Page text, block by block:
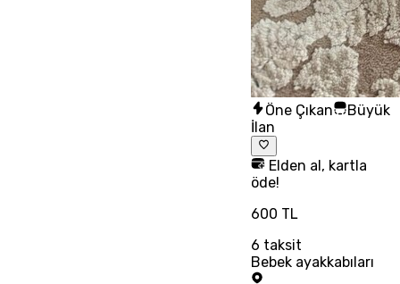
Öne Çıkan
Büyük
İlan
Elden al, kartla
öde!
600 TL
6 taksit
Bebek ayakkabıları